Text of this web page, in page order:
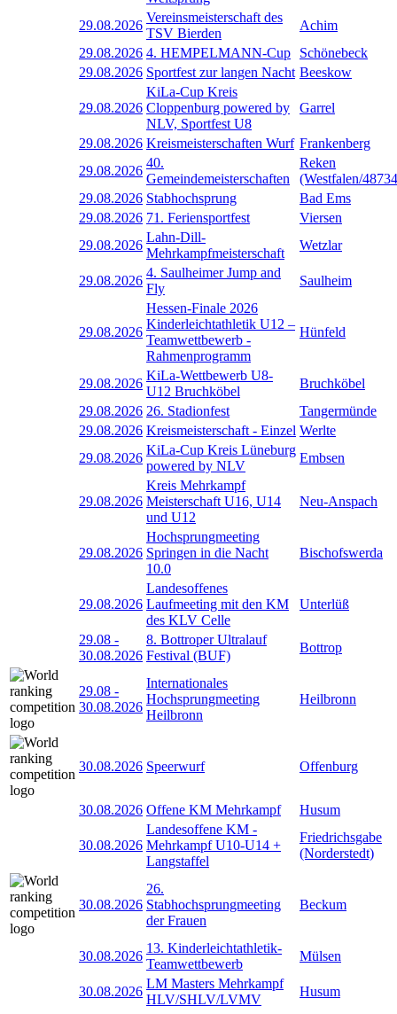
29.08.2026
Vereinsmeisterschaft des
TSV Bierden
Achim
29.08.2026 4. HEMPELMANN-Cup
Schönebeck
29.08.2026 Sportfest zur langen Nacht Beeskow
29.08.2026
KiLa-Cup Kreis
Cloppenburg powered by
NLV, Sportfest U8
Garrel
29.08.2026 Kreismeisterschaften Wurf Frankenberg
29.08.2026
40.
Gemeindemeisterschaften
Reken
(Westfalen/
29.08.2026 Stabhochsprung
Bad Ems
29.08.2026 71. Feriensportfest
Viersen
29.08.2026
Lahn-Dill-
Mehrkampfmeisterschaft
Wetzlar
29.08.2026
4. Saulheimer Jump and
Fly
Saulheim
29.08.2026
Hessen-Finale 2026
Kinderleichtathletik U12 –
Teamwettbewerb -
Rahmenprogramm
Hünfeld
29.08.2026
KiLa-Wettbewerb U8-
U12 Bruchköbel
Bruchköbel
29.08.2026 26. Stadionfest
Tangermünde
29.08.2026 Kreismeisterschaft - Einzel Werlte
29.08.2026
KiLa-Cup Kreis Lüneburg
powered by NLV
Embsen
29.08.2026
Kreis Mehrkampf
Meisterschaft U16, U14
und U12
Neu-Anspach
29.08.2026
Hochsprungmeeting
Springen in die Nacht
10.0
Bischofswerda
29.08.2026
Landesoffenes
Laufmeeting mit den KM
des KLV Celle
Unterlüß
29.08 -
30.08.2026
8. Bottroper Ultralauf
Festival (BUF)
Bottrop
29.08 -
30.08.2026
Internationales
Hochsprungmeeting
Heilbronn
Heilbronn
30.08.2026 Speerwurf Offenburg
30.08.2026 Offene KM Mehrkampf Husum
30.08.2026
Landesoffene KM -
Mehrkampf U10-U14 +
Langstaffel
Friedrichsgabe
(Norderstedt)
30.08.2026
26.
Stabhochsprungmeeting
der Frauen
Beckum
30.08.2026
13. Kinderleichtathletik-
Teamwettbewerb
Mülsen
30.08.2026
LM Masters Mehrkampf
HLV/SHLV/LVMV
Husum